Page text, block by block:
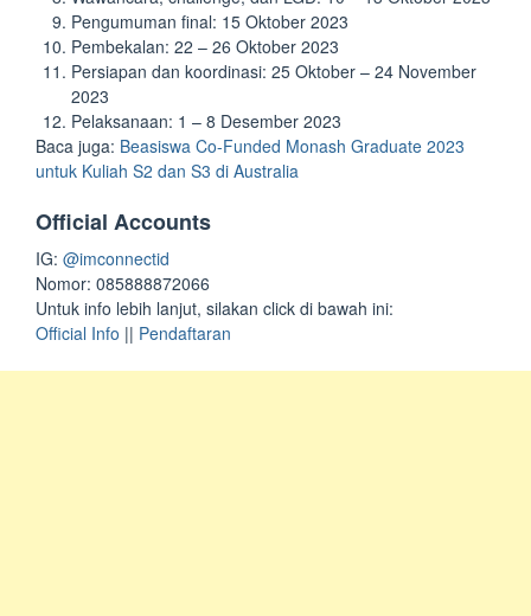
Pengumuman final: 15 Oktober 2023
Pembekalan: 22 – 26 Oktober 2023
Persiapan dan koordinasi: 25 Oktober – 24 November
2023
Pelaksanaan: 1 – 8 Desember 2023
Baca juga: Beasiswa Co-Funded Monash Graduate 2023
untuk Kuliah S2 dan S3 di Australia
Official Accounts
IG: @imconnectid
Nomor: 085888872066
Untuk info lebih lanjut, silakan click di bawah ini:
Official Info || Pendaftaran